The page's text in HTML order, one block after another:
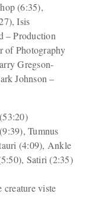
(6:35),
Isis
– Production
of Photography
Gregson-
Johnson –
Tumnus
(4:09), Ankle
Satiri (2:35)
creature viste